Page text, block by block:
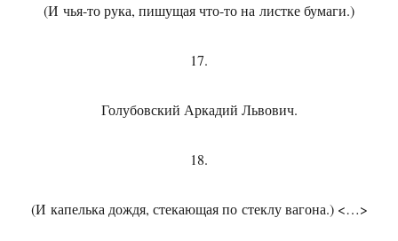
(И чья-то рука, пишущая что-то на листке бумаги.)
17.
Голубовский Аркадий Львович.
18.
(И капелька дождя, стекающая по стеклу вагона.) <…>